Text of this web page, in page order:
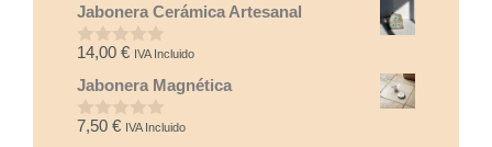
e
5
Jabonera Cerámica Artesanal
0
e
5
14,00 € IVA Incluido
Jabonera Magnética
0
7,50 € IVA Incluido